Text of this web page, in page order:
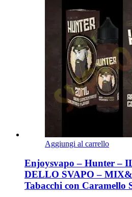
Aggiungi al carrello
Enjoysvapo – Hunter –
DELLO SVAPO –
Tabacchi con Caramello